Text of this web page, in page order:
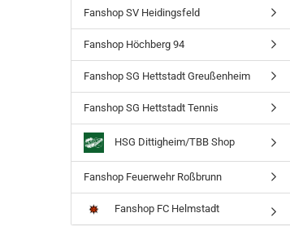
Fanshop SV Heidingsfeld
Fanshop Höchberg 94
Fanshop SG Hettstadt Greußenheim
Fanshop SG Hettstadt Tennis
HSG Dittigheim/TBB Shop
Fanshop Feuerwehr Roßbrunn
Fanshop FC Helmstadt